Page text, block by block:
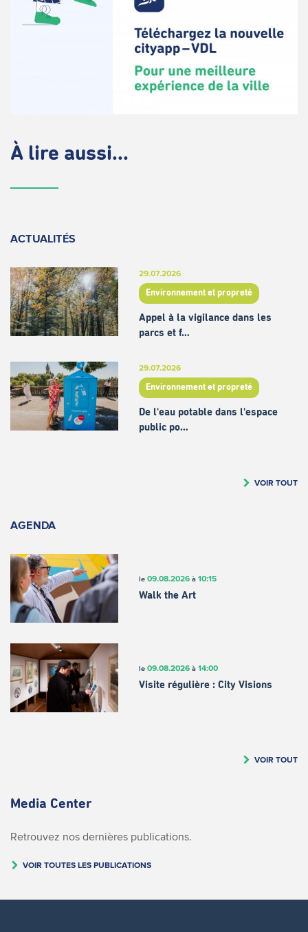
À lire aussi...
ACTUALITÉS
29.07.2026
Environnement et propreté
Appel à la vigilance dans les
parcs et f…
29.07.2026
Environnement et propreté
De l'eau potable dans l'espace
public po…
VOIR TOUT
AGENDA
le 09.08.2026à 10:15
Walk the Art
le 09.08.2026à 14:00
Visite régulière : City Visions
VOIR TOUT
Media Center
Retrouvez nos dernières publications.
VOIR TOUTES LES PUBLICATIONS